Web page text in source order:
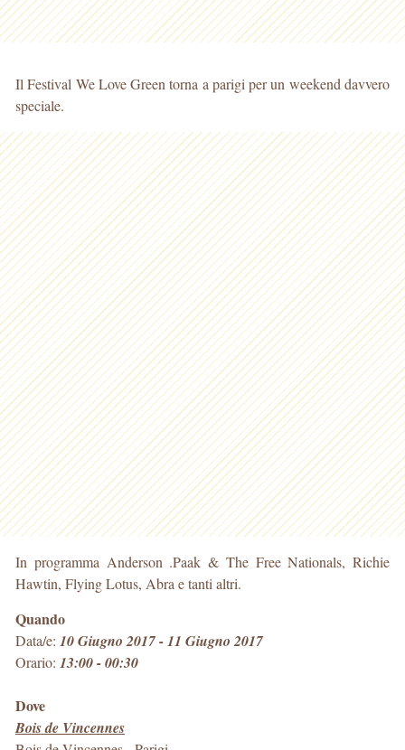
Il Festival We Love Green torna a parigi per un weekend davvero
speciale.
In programma Anderson .Paak & The Free Nationals, Richie
Hawtin, Flying Lotus, Abra e tanti altri.
Quando
Data/e: 10 Giugno 2017 - 11 Giugno 2017
Orario: 13:00 - 00:30
Dove
Bois de Vincennes